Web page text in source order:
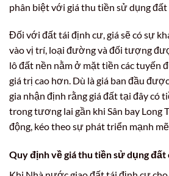
phân biệt với giá thu tiền sử dụng đất
Đối với đất tái định cư, giá sẽ có sự
vào vị trí, loại đường và đối tượng
lô đất nền nằm ở mặt tiền các tuyến
giá trị cao hơn. Dù là giá ban đầu
gia nhận định rằng giá đất tại đây có
trong tương lai gần khi Sân bay Long
động, kéo theo sự phát triển mạnh
Quy định về giá thu tiền sử dụng đất